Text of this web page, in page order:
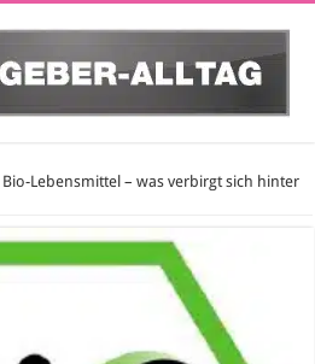
Bio-Lebensmittel – was verbirgt sich hinter